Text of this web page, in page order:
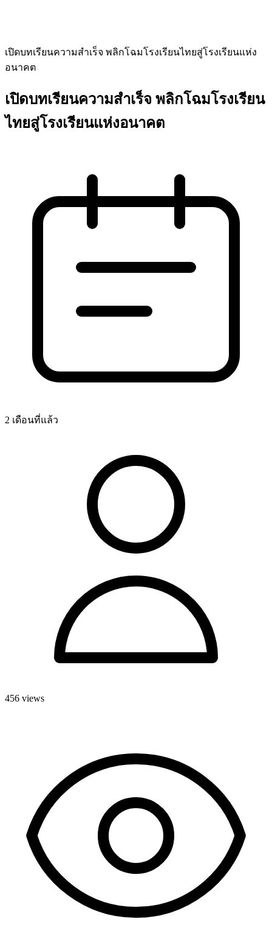
เปิดบทเรียนความสำเร็จ พลิกโฉมโรงเรียนไทยสู่โรงเรียนแห่ง
อนาคต
เปิดบทเรียนความสำเร็จ พลิกโฉมโรงเรียน
ไทยสู่โรงเรียนแห่งอนาคต
2 เดือนที่แล้ว
456 views